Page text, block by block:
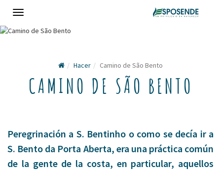
Toggle
Hacer Camino de São Bento
CAMINO DE SÃO BENTO
Peregrinación a S. Bentinho o como se decía ir a
S. Bento da Porta Aberta, era una práctica común
de la gente de la costa, en particular, aquellos